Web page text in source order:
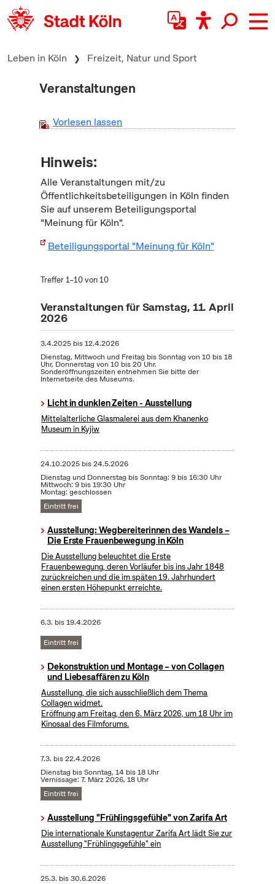
zum Inhalt springen
Leben in Köln Freizeit, Natur und Sport
Veranstaltungen
Vorlesen lassen
Hinweis:
Alle Veranstaltungen mit/zu
Öffentlichkeitsbeteiligungen in Köln finden
Sie auf unserem Beteiligungsportal
"Meinung für Köln".
Beteiligungsportal "Meinung für Köln"
Treffer 1–10 von 10
Veranstaltungen für Samstag, 11. April
2026
3.4.2025bis12.4.2026
Dienstag, Mittwoch und Freitag bis Sonntag von 10 bis 18
Uhr, Donnerstag von 10 bis 20 Uhr.
Sonderöffnungszeiten entnehmen Sie bitte der
Internetseite des Museums.
Licht in dunklen Zeiten - Ausstellung
Mittelalterliche Glasmalerei aus dem Khanenko
Museum in Kyjiw
24.10.2025bis24.5.2026
Dienstag und Donnerstag bis Sonntag: 9 bis 16:30 Uhr
Mittwoch: 9 bis 19:30 Uhr
Montag: geschlossen
Eintritt frei
Ausstellung: Wegbereiterinnen des Wandels –
Die Erste Frauenbewegung in Köln
Die Ausstellung beleuchtet die Erste
Frauenbewegung, deren Vorläufer bis ins Jahr 1848
zurückreichen und die im späten 19. Jahrhundert
einen ersten Höhepunkt erreichte.
6.3. bis19.4.2026
Eintritt frei
Dekonstruktion und Montage – von Collagen
und Liebesaffären zu Köln
Ausstellung, die sich ausschließlich dem Thema
Collagen widmet.
Eröffnung am Freitag, den 6. März 2026, um 18 Uhr im
Kinosaal des Filmforums.
7.3. bis22.4.2026
Dienstag bis Sonntag, 14 bis 18 Uhr
Vernissage: 7. März 2026, 18 Uhr
Eintritt frei
Ausstellung "Frühlingsgefühle" von Zarifa Art
Die internationale Kunstagentur Zarifa Art lädt Sie zur
Ausstellung "Frühlingsgefühle" ein
25.3. bis30.6.2026